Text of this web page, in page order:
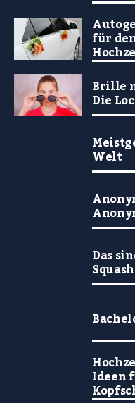
für
Brille
Die
Welt
Das
Squash
Ideen